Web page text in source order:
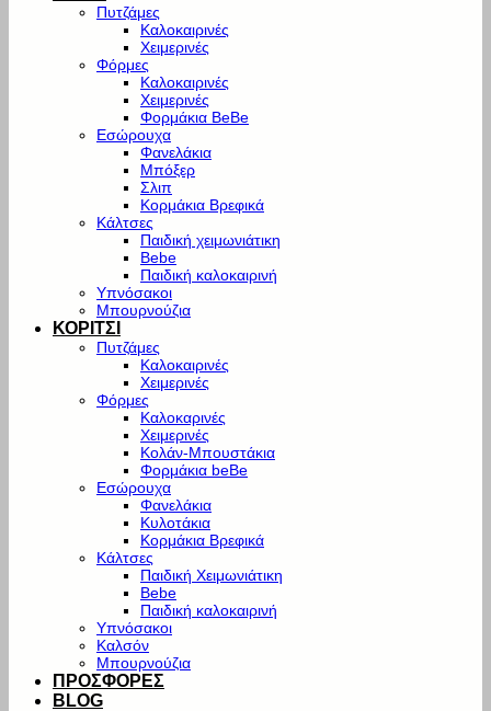
Πυτζάμες
Καλοκαιρινές
Χειμερινές
Φόρμες
Καλοκαιρινές
Χειμερινές
Φορμάκια BeBe
Εσώρουχα
Φανελάκια
Μπόξερ
Σλιπ
Κορμάκια Βρεφικά
Κάλτσες
Παιδική χειμωνιάτικη
Bebe
Παιδική καλοκαιρινή
Υπνόσακοι
Μπουρνούζια
ΚΟΡΙΤΣΙ
Πυτζάμες
Καλοκαιρινές
Χειμερινές
Φόρμες
Καλοκαρινές
Χειμερινές
Κολάν-Μπουστάκια
Φορμάκια beBe
Εσώρουχα
Φανελάκια
Κυλοτάκια
Κορμάκια Βρεφικά
Κάλτσες
Παιδική Χειμωνιάτικη
Bebe
Παιδική καλοκαιρινή
Υπνόσακοι
Καλσόν
Μπουρνούζια
ΠΡΟΣΦΟΡΕΣ
BLOG